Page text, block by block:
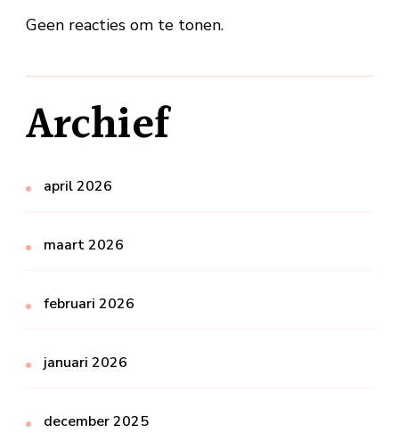
Geen reacties om te tonen.
Archief
april 2026
maart 2026
februari 2026
januari 2026
december 2025